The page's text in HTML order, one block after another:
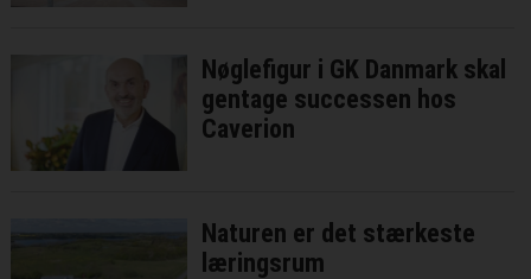
Nøglefigur i GK Danmark skal
gentage successen hos
Caverion
Naturen er det stærkeste
læringsrum